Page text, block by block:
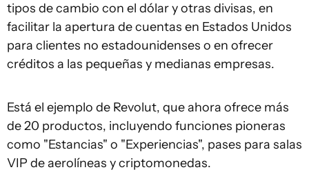
tipos de cambio con el dólar y otras divisas, en
facilitar la apertura de cuentas en Estados Unidos
para clientes no estadounidenses o en ofrecer
créditos a las pequeñas y medianas empresas.
Está el ejemplo de Revolut, que ahora ofrece más
de 20 productos, incluyendo funciones pioneras
como "Estancias" o "Experiencias", pases para salas
VIP de aerolíneas y criptomonedas.